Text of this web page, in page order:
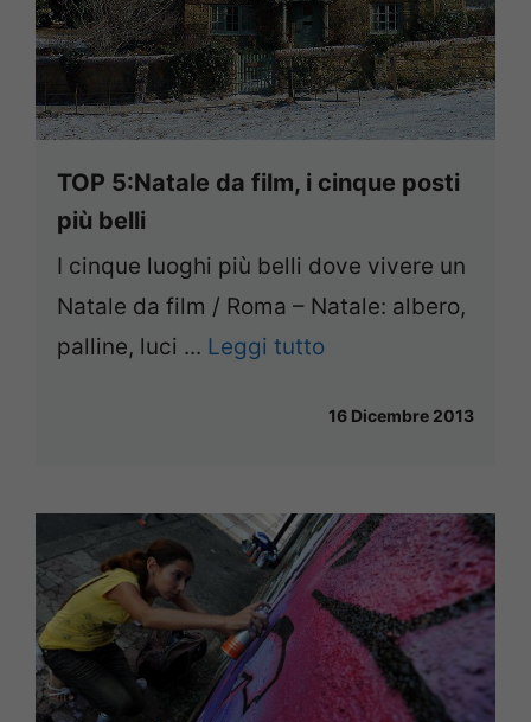
TOP 5:Natale da film, i cinque posti
più belli
I cinque luoghi più belli dove vivere un
Natale da film / Roma – Natale: albero,
palline, luci ... Leggi tutto
16 Dicembre 2013